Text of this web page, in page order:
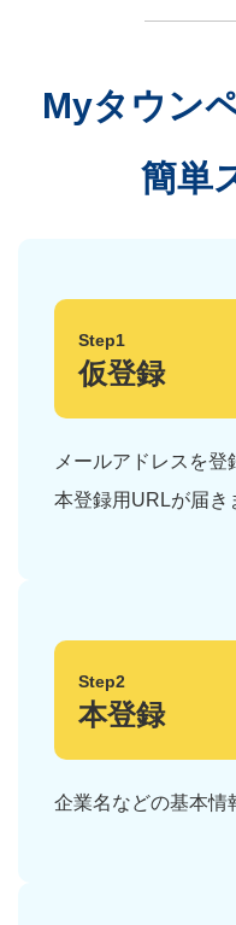
Myタウン
簡単
Step1
仮登録
メールアドレスを登
本登録用URLが届き
Step2
本登録
企業名などの基本情